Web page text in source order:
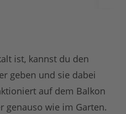
ist, kannst du den
geben und sie dabei
auf dem Balkon
genauso wie im Garten.